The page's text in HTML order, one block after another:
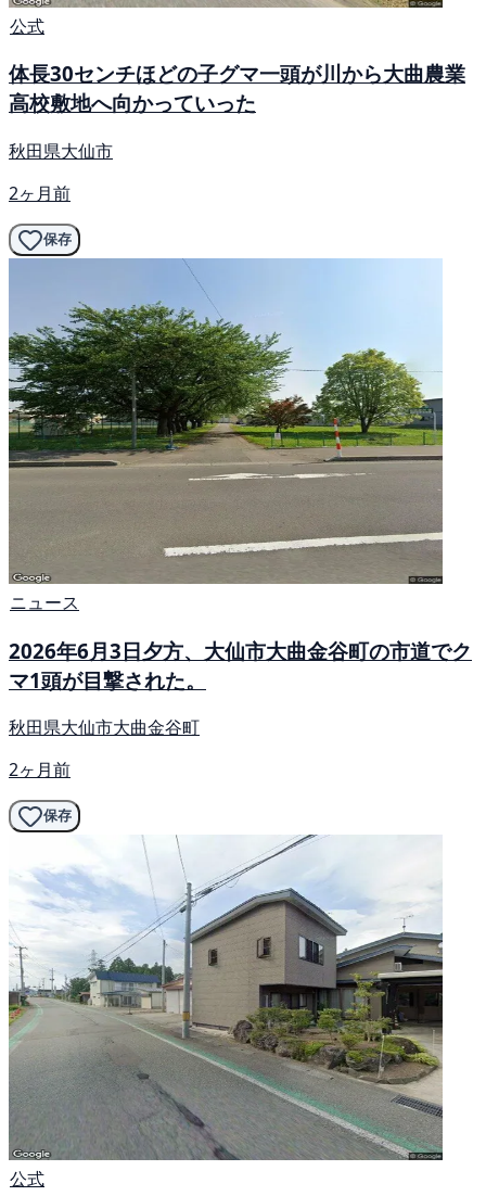
公式
体長30センチほどの子グマ一頭が川から大曲農業
高校敷地へ向かっていった
秋田県大仙市
2ヶ月前
保存
ニュース
2026年6月3日夕方、大仙市大曲金谷町の市道でク
マ1頭が目撃された。
秋田県大仙市大曲金谷町
2ヶ月前
保存
公式